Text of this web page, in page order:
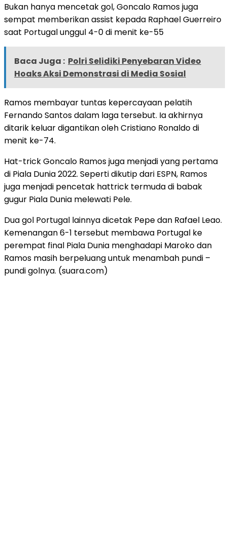
Bukan hanya mencetak gol, Goncalo Ramos juga
sempat memberikan assist kepada Raphael Guerreiro
saat Portugal unggul 4-0 di menit ke-55
Baca Juga : Polri Selidiki Penyebaran Video
Hoaks Aksi Demonstrasi di Media Sosial
Ramos membayar tuntas kepercayaan pelatih
Fernando Santos dalam laga tersebut. Ia akhirnya
ditarik keluar digantikan oleh Cristiano Ronaldo di
menit ke-74.
Hat-trick Goncalo Ramos juga menjadi yang pertama
di Piala Dunia 2022. Seperti dikutip dari ESPN, Ramos
juga menjadi pencetak hattrick termuda di babak
gugur Piala Dunia melewati Pele.
Dua gol Portugal lainnya dicetak Pepe dan Rafael Leao.
Kemenangan 6-1 tersebut membawa Portugal ke
perempat final Piala Dunia menghadapi Maroko dan
Ramos masih berpeluang untuk menambah pundi –
pundi golnya. (suara.com)